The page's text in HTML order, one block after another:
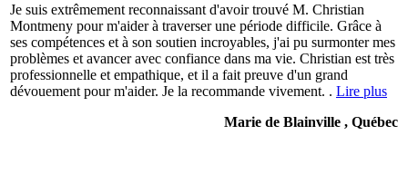
Je suis extrêmement reconnaissant d'avoir trouvé M. Christian
Montmeny pour m'aider à traverser une période difficile. Grâce à
ses compétences et à son soutien incroyables, j'ai pu surmonter mes
problèmes et avancer avec confiance dans ma vie. Christian est très
professionnelle et empathique, et il a fait preuve d'un grand
dévouement pour m'aider. Je la recommande vivement. . Lire plus
Marie de Blainville , Québec